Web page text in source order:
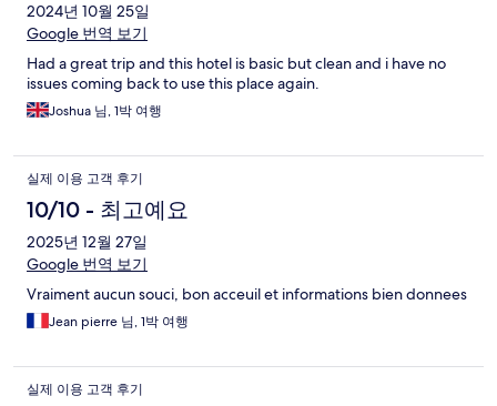
2024년 10월 25일
Google 번역 보기
Had a great trip and this hotel is basic but clean and i have no
issues coming back to use this place again.
Joshua 님, 1박 여행
실제 이용 고객 후기
10/10 - 최고예요
2025년 12월 27일
Google 번역 보기
Vraiment aucun souci, bon acceuil et informations bien donnees
Jean pierre 님, 1박 여행
실제 이용 고객 후기